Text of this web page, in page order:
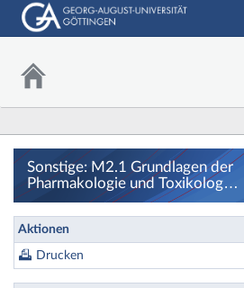
Sonstige: M2.1 Grundlagen der
Pharmakologie und Toxikologie
- Details
Aktionen
Drucken